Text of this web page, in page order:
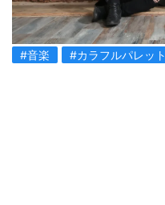
#音楽 #カラフルパレット